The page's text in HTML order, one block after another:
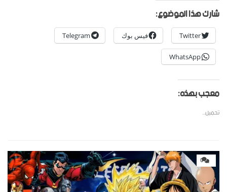
شارك هذا الموضوع:
Twitter فيس بوك Telegram
WhatsApp
معجب بهذه:
تحميل...
0